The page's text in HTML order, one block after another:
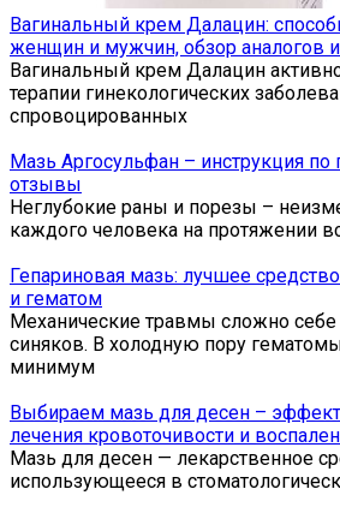
Вагинальный крем Далацин:
женщин и мужчин, обзор аналогов
Вагинальный крем Далацин
терапии гинекологических
спровоцированных
Мазь Аргосульфан – инструкция
отзывы
Неглубокие раны и порезы –
каждого человека на протяжении
Гепариновая мазь: лучшее
и гематом
Механические травмы сложно себе
синяков. В холодную пору
минимум
Выбираем мазь для десен –
лечения кровоточивости и
Мазь для десен — лекарственное
использующееся в